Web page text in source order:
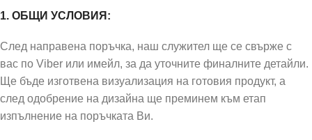
1. ОБЩИ УСЛОВИЯ:
След направена поръчка, наш служител ще се свърже с
вас по Viber или имейл, за да уточните финалните детайли.
Ще бъде изготвена визуализация на готовия продукт, а
след одобрение на дизайна ще преминем към етап
изпълнение на поръчката Ви.